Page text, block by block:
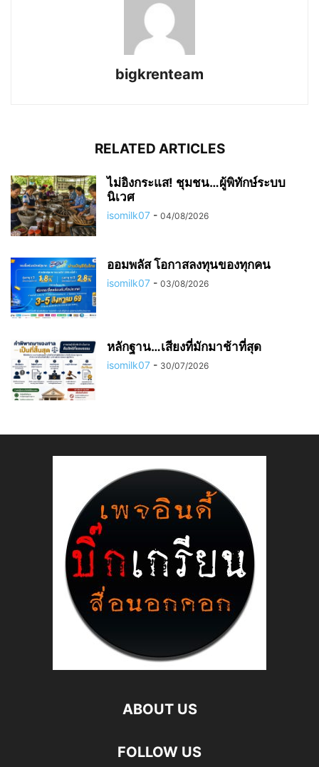
bigkrenteam
RELATED ARTICLES
ไม่อิงกระแส! ชุมชน…ผู้พิทักษ์ระบบ
นิเวศ
isomilk07 - 04/08/2026
ออมพลัส โอกาสลงทุนของทุกคน
isomilk07 - 03/08/2026
หลักฐาน…เสียงที่มักมาช้าที่สุด
isomilk07 - 30/07/2026
ABOUT US
FOLLOW US